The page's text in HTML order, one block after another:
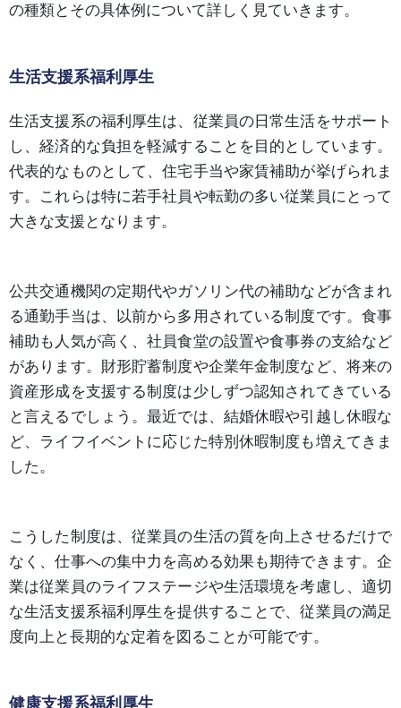
の種類とその具体例について詳しく見ていきます。
生活支援系福利厚生
生活支援系の福利厚生は、従業員の日常生活をサポート
し、経済的な負担を軽減することを目的としています。
代表的なものとして、住宅手当や家賃補助が挙げられま
す。これらは特に若手社員や転勤の多い従業員にとって
大きな支援となります。
公共交通機関の定期代やガソリン代の補助などが含まれ
る通勤手当は、以前から多用されている制度です。食事
補助も人気が高く、社員食堂の設置や食事券の支給など
があります。財形貯蓄制度や企業年金制度など、将来の
資産形成を支援する制度は少しずつ認知されてきている
と言えるでしょう。最近では、結婚休暇や引越し休暇な
ど、ライフイベントに応じた特別休暇制度も増えてきま
した。
こうした制度は、従業員の生活の質を向上させるだけで
なく、仕事への集中力を高める効果も期待できます。企
業は従業員のライフステージや生活環境を考慮し、適切
な生活支援系福利厚生を提供することで、従業員の満足
度向上と長期的な定着を図ることが可能です。
健康支援系福利厚生